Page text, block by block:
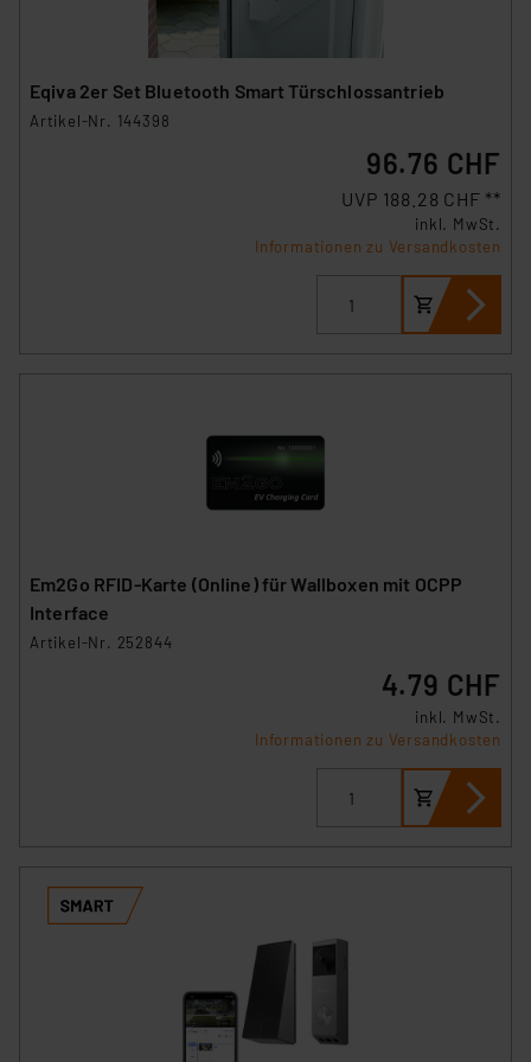
hiergegen Klagemöglichkeiten für Europäer bestehen.
Europäischen Kommission sowie einer eigenen
Beurteilung der mit der Datenübermittlung,
insbesondere der Art der übermittelten Daten,
Datenschutzerklärung
Eqiva 2er Set Bluetooth Smart Türschlossantrieb
Artikel-Nr. 144398
96.76 CHF
UVP 188.28 CHF **
inkl. MwSt.
Informationen zu Versandkosten
Em2Go RFID-Karte (Online) für Wallboxen mit OCPP
Interface
Artikel-Nr. 252844
4.79 CHF
inkl. MwSt.
Informationen zu Versandkosten